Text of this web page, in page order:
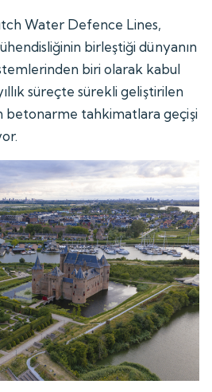
Water Defence Lines,
birleştiği dünyanın
biri olarak kabul
süreçte sürekli geliştirilen
betonarme tahkimatlara geçişi